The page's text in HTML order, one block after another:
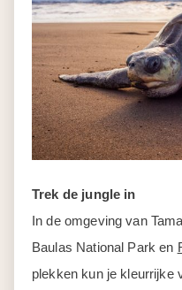
Trek de jungle in
In de omgeving van
Baulas National Park en
plekken kun je kleurrijke